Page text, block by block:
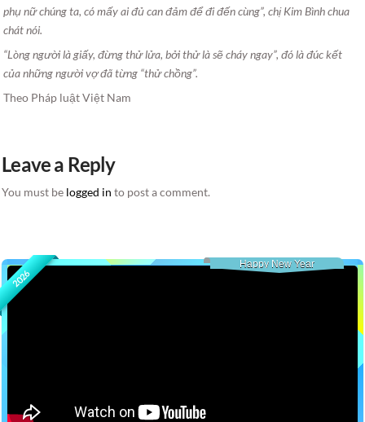
phụ nữ chúng ta, có mấy ai đủ can đảm để đi đến cùng”, chị Kim Bình chua
chát nói.
“Lòng người là giấy, đừng thử lửa, bởi thử là sẽ cháy ngay”, đó là đúc kết
của những người vợ đã từng “thử chồng”.
Theo Pháp luật Việt Nam
Leave a Reply
You must be logged in to post a comment.
2026
Happy New Year